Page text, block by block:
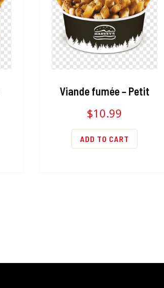
Viande fumée – Petit
$10.99
ADD TO CART